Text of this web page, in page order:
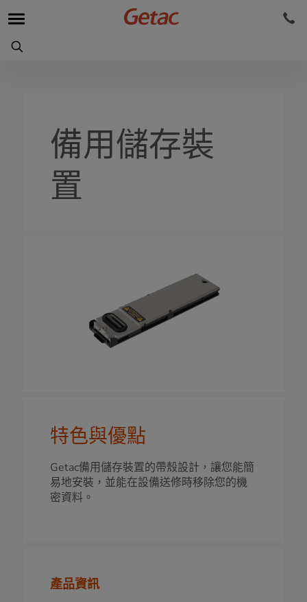
備用儲存裝
置
特色與優點
Getac備用儲存裝置的帶殼設計，讓您能簡
易地安裝，並能在設備送修時移除您的機
密資料。
產品資訊